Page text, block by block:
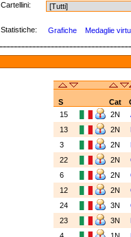
Cartellini:
Statistiche: Grafiche Medaglie
S
Cat
15
2N
13
2N
3
2N
22
2N
6
2N
12
2N
24
3N
23
3N